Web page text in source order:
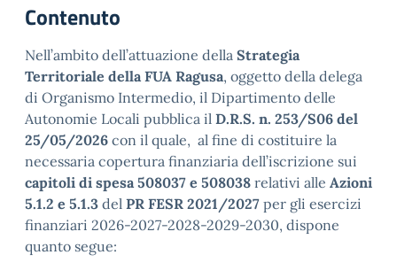
Contenuto
Nell’ambito dell’attuazione della Strategia
Territoriale della FUA Ragusa, oggetto della delega
di Organismo Intermedio, il Dipartimento delle
Autonomie Locali pubblica il D.R.S. n. 253/S06 del
25/05/2026 con il quale, al fine di costituire la
necessaria copertura finanziaria dell’iscrizione sui
capitoli di spesa 508037 e 508038 relativi alle Azioni
5.1.2 e 5.1.3 del PR FESR 2021/2027 per gli esercizi
finanziari 2026-2027-2028-2029-2030, dispone
quanto segue: